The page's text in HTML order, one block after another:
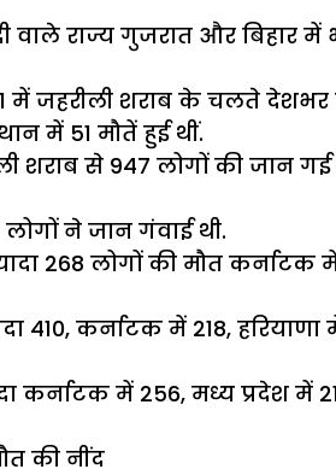
वाले राज्य गुजरात और
जहरीली शराब के चलते देशभर
में 51 मौतें हुई थीं.
शराब से 947 लोगों की जान गई
ने जान गंवाई थी.
268 लोगों की मौत
410, कर्नाटक में 218,
में 256, मध्य प्रदेश में
की नींद